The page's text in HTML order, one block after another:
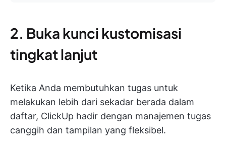
2. Buka kunci kustomisasi
tingkat lanjut
Ketika Anda membutuhkan tugas untuk
melakukan lebih dari sekadar berada dalam
daftar, ClickUp hadir dengan manajemen tugas
canggih dan tampilan yang fleksibel.